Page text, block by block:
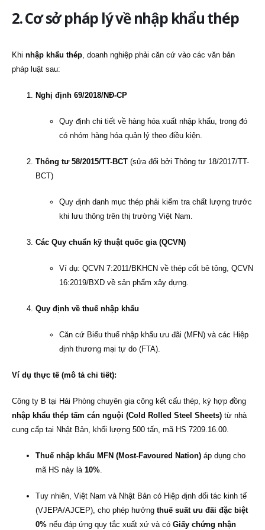
2. Cơ sở pháp lý về nhập khẩu thép
Khi nhập khẩu thép, doanh nghiệp phải căn cứ vào các văn bản
pháp luật sau:
Nghị định 69/2018/NĐ-CP
Quy định chi tiết về hàng hóa xuất nhập khẩu, trong đó
có nhóm hàng hóa quản lý theo điều kiện.
Thông tư 58/2015/TT-BCT (sửa đổi bởi Thông tư 18/2017/TT-
BCT)
Quy định danh mục thép phải kiểm tra chất lượng trước
khi lưu thông trên thị trường Việt Nam.
Các Quy chuẩn kỹ thuật quốc gia (QCVN)
Ví dụ: QCVN 7:2011/BKHCN về thép cốt bê tông, QCVN
16:2019/BXD về sản phẩm xây dựng.
Quy định về thuế nhập khẩu
Căn cứ Biểu thuế nhập khẩu ưu đãi (MFN) và các Hiệp
định thương mại tự do (FTA).
Ví dụ thực tế (mô tả chi tiết):
Công ty B tại Hải Phòng chuyên gia công kết cấu thép, ký hợp đồng
nhập khẩu thép tấm cán nguội (Cold Rolled Steel Sheets) từ nhà
cung cấp tại Nhật Bản, khối lượng 500 tấn, mã HS 7209.16.00.
Thuế nhập khẩu MFN (Most-Favoured Nation) áp dụng cho
mã HS này là 10%.
Tuy nhiên, Việt Nam và Nhật Bản có Hiệp định đối tác kinh tế
(VJEPA/AJCEP), cho phép hưởng thuế suất ưu đãi đặc biệt
0% nếu đáp ứng quy tắc xuất xứ và có Giấy chứng nhận